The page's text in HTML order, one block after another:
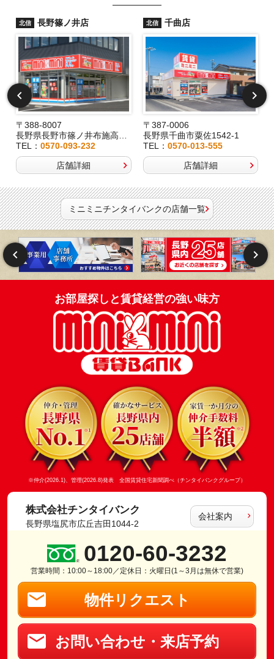
北信 長野篠ノ井店
〒388-8007
長野県長野市篠ノ井布施高田407-8
TEL：0570-093-232
店舗詳細
北信 千曲店
〒387-0006
長野県千曲市粟佐1542-1
TEL： 0570-013-555
店舗詳細
ミニミニチンタイバンクの店舗一覧
お部屋探しと賃貸経営の強い味方
※仲介(2026.1)、管理(2026.8)発表 全国賃貸住宅新聞調べ（チンタイバンクグループ）
株式会社チンタイバンク
長野県塩尻市広丘吉田1044-2
会社案内
0120-60-3232
営業時間：10:00～18:00／定休日：火曜日(1～3月は無休で営業)
物件リクエスト
お問い合わせ・来店予約